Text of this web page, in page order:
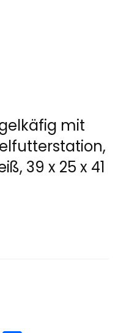
mit
39 x 25 x 41